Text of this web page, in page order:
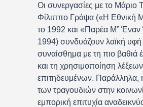
Οι συνεργασίες με το Μάριο
Φίλιππο Γράψα («Η Εθνική
το 1992 και «Παρέα Μ” Έναν
1994) συνδυάζουν λαϊκή υφή
συναίσθημα με τη πιο βαθιά
και τη χρησιμοποίηση
επιτηδευμένων. Παράλληλα,
των τραγουδιών στην
εμπορική επιτυχία